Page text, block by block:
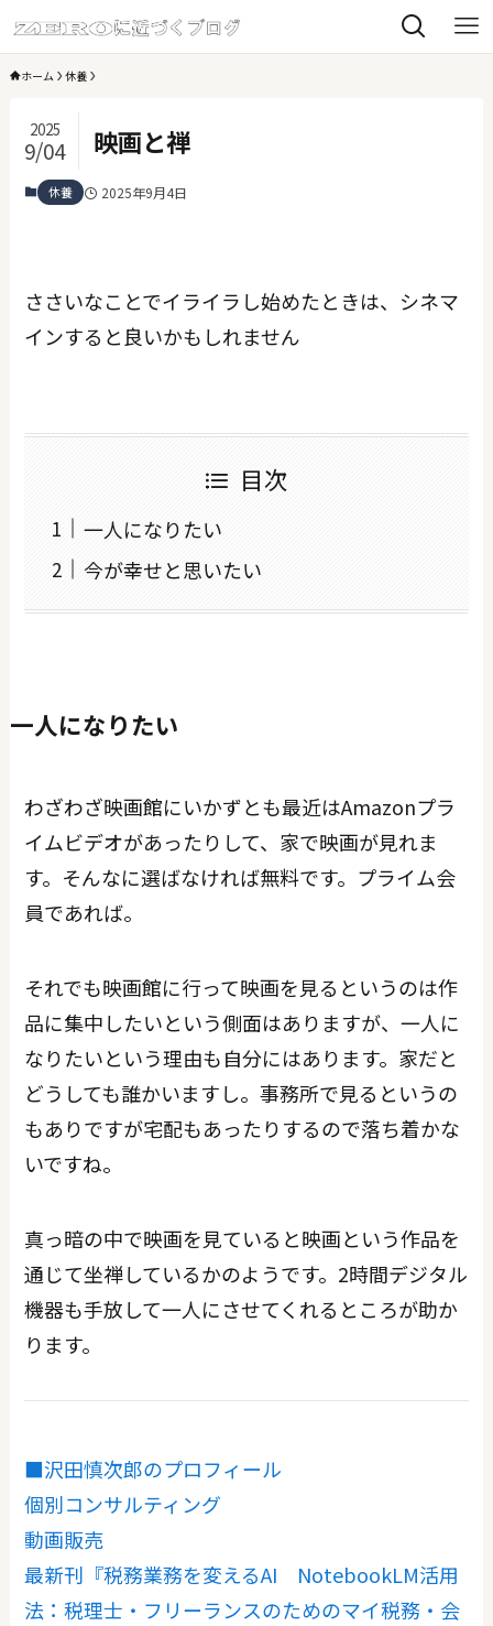
ホーム 休養
映画と禅
2025
9/04
休養 2025年9月4日
ささいなことでイライラし始めたときは、シネマ
インすると良いかもしれません
目次
一人になりたい
今が幸せと思いたい
一人になりたい
わざわざ映画館にいかずとも最近はAmazonプラ
イムビデオがあったりして、家で映画が見れま
す。そんなに選ばなければ無料です。プライム会
員であれば。
それでも映画館に行って映画を見るというのは作
品に集中したいという側面はありますが、一人に
なりたいという理由も自分にはあります。家だと
どうしても誰かいますし。事務所で見るというの
もありですが宅配もあったりするので落ち着かな
いですね。
真っ暗の中で映画を見ていると映画という作品を
通じて坐禅しているかのようです。2時間デジタル
機器も手放して一人にさせてくれるところが助か
ります。
■沢田慎次郎のプロフィール
個別コンサルティング
動画販売
最新刊『税務業務を変えるAI NotebookLM活用
法：税理士・フリーランスのためのマイ税務・会